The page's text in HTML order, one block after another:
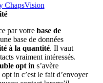
ChapsVision
par votre base de
base de données
à la quantité. Il vaut
vraiment intéressés.
opt in s’avère
in c’est le fait d’envoyer